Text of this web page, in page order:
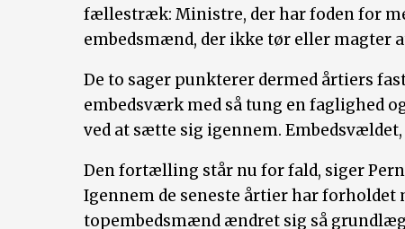
fællestræk: Ministre, der har foden for
embedsmænd, der ikke tør eller magter
De to sager punkterer dermed årtiers
embedsværk med så tung en faglighed
ved at sætte sig igennem.
Den fortælling står nu for fald, siger
Igennem de seneste årtier har
topembedsmænd ændret sig så